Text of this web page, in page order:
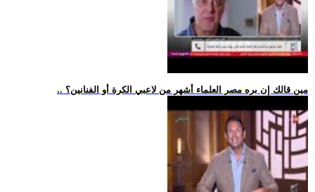
.. مين قالك إن بره مصر العلماء أشهر من لاعبي الكرة أو الفنانين؟